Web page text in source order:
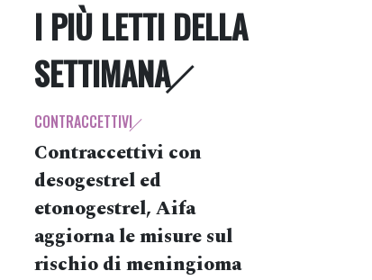
I PIÙ LETTI DELLA
SETTIMANA
CONTRACCETTIVI
Contraccettivi con
desogestrel ed
etonogestrel, Aifa
aggiorna le misure sul
rischio di meningioma